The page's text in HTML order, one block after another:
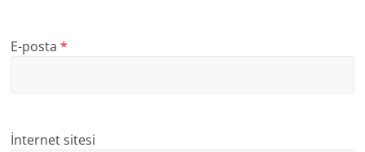
E-posta*
İnternet sitesi